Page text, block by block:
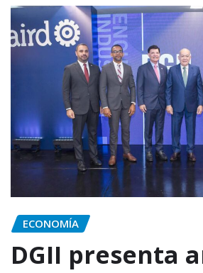
ECONOMÍA
DGII presenta